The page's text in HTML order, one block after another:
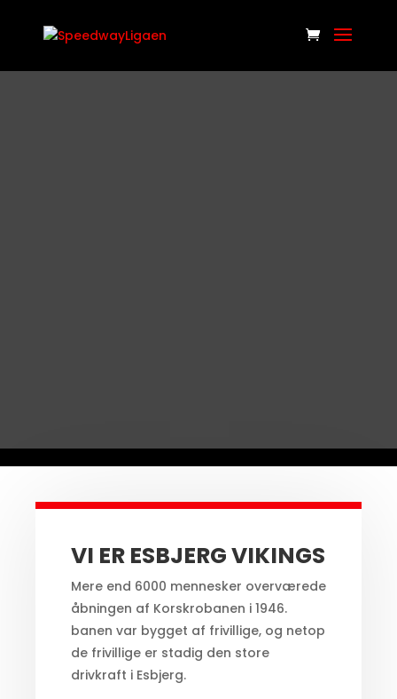
VI ER ESBJERG VIKINGS
Mere end 6000 mennesker overværede
åbningen af Korskrobanen i 1946.
banen var bygget af frivillige, og netop
de frivillige er stadig den store
drivkraft i Esbjerg.